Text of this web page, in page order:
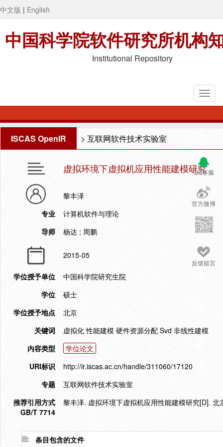
中文版 | English
中国科学院软件研究所机构
Institutional Repository
ISCAS OpenIR > 互联网软件技术实验室
QQ客服
官方微博
反馈留言
虚拟环境下虚拟机应用性能建模研究
黎丰泽
专业
计算机软件与理论
导师
杨达 ; 周鹏
2015-05
学位授予单位
中国科学院研究生院
学位
硕士
学位授予地点
北京
关键词
虚拟化 性能建模 硬件资源分配 Svd 非线性建模
内容类型
学位论文
URI标识
http://ir.iscas.ac.cn/handle/311060/17120
专题
互联网软件技术实验室
推荐引用方式
GB/T 7714
黎丰泽. 虚拟环境下虚拟机应用性能建模研究[D].
条目包含的文件